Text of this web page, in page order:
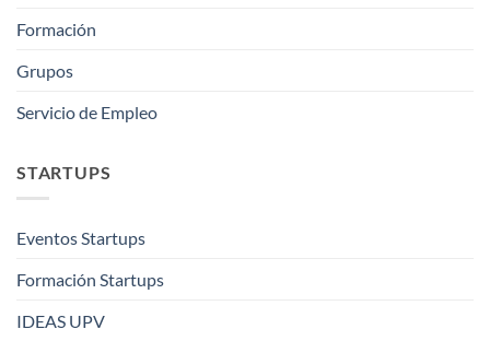
Formación
Grupos
Servicio de Empleo
STARTUPS
Eventos Startups
Formación Startups
IDEAS UPV